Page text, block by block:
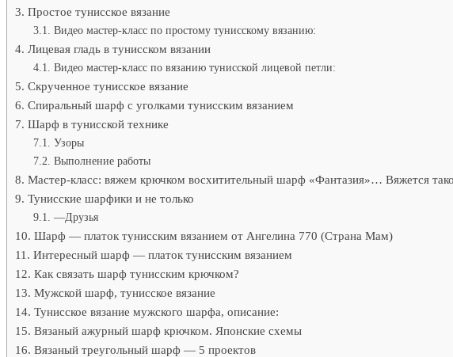
Простое тунисское вязание
Видео мастер-класс по простому тунисскому вязанию:
Лицевая гладь в тунисском вязании
Видео мастер-класс по вязанию тунисской лицевой петли:
Скрученное тунисское вязание
Спиральный шарф с уголками тунисским вязанием
Шарф в тунисской технике
Узоры
Выполнение работы
Мастер-класс: вяжем крючком восхитительный шарф «Фантазия»… Вяжется
Тунисские шарфики и не только
—Друзья
Шарф — платок тунисским вязанием от Ангелина 770 (Страна Мам)
Интересный шарф — платок тунисским вязанием
Как связать шарф тунисским крючком?
Мужской шарф, тунисское вязание
Тунисское вязание мужского шарфа, описание:
Вязаный ажурный шарф крючком. Японские схемы
Вязаный треугольный шарф — 5 проектов